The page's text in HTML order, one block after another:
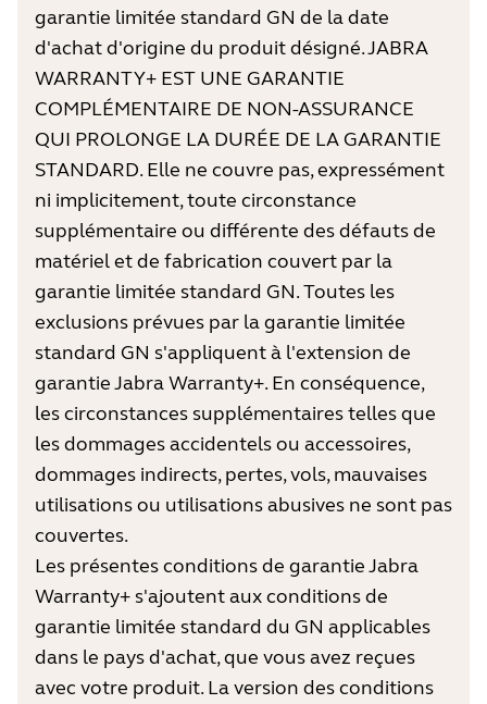
garantie limitée standard GN de la date
d'achat d'origine du produit désigné. JABRA
WARRANTY+ EST UNE GARANTIE
COMPLÉMENTAIRE DE NON-ASSURANCE
QUI PROLONGE LA DURÉE DE LA GARANTIE
STANDARD. Elle ne couvre pas, expressément
ni implicitement, toute circonstance
supplémentaire ou différente des défauts de
matériel et de fabrication couvert par la
garantie limitée standard GN. Toutes les
exclusions prévues par la garantie limitée
standard GN s'appliquent à l'extension de
garantie Jabra Warranty+. En conséquence,
les circonstances supplémentaires telles que
les dommages accidentels ou accessoires,
dommages indirects, pertes, vols, mauvaises
utilisations ou utilisations abusives ne sont pas
couvertes.
Les présentes conditions de garantie Jabra
Warranty+ s'ajoutent aux conditions de
garantie limitée standard du GN applicables
dans le pays d'achat, que vous avez reçues
avec votre produit. La version des conditions